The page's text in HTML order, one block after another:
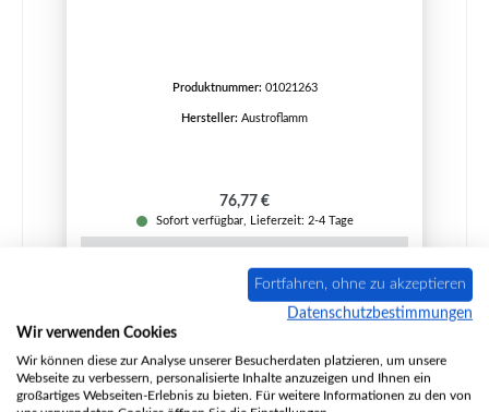
Produktnummer: 01021263
Hersteller: Austroflamm
Regulärer Preis:
76,77 €
Sofort verfügbar, Lieferzeit: 2-4 Tage
Fortfahren, ohne zu akzeptieren
Datenschutzbestimmungen
Wir verwenden Cookies
Wir können diese zur Analyse unserer Besucherdaten platzieren, um unsere
Webseite zu verbessern, personalisierte Inhalte anzuzeigen und Ihnen ein
großartiges Webseiten-Erlebnis zu bieten. Für weitere Informationen zu den von